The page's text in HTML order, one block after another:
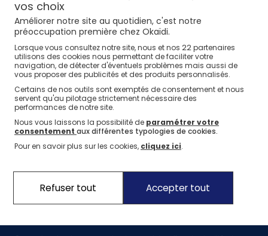
⏱️ Last days
Nos sélections
Nos conseils
Idées Cadeaux Naissance J'en profite
Nos conseils
Nos Pantalons & Leggings J'en profite
Nos conseils
Nos Pantalons J'en profite
1€* le 3ème article
Nos sélections
Nos conseils
Nouvelle collection J'en profite
Nos sélections
Nos conseils
Nouvelle Collection J'en profite
Jeux sportifs
Nos marques
La marque Okaïdi
Nos engagements
Nos engagements pour l'environnement
Nos actions solidaires
Suivez nous
vos choix
Améliorer notre site au quotidien, c'est notre
préoccupation première chez Okaïdi.
Lorsque vous consultez notre site, nous et nos 22partenaires
utilisons des cookies nous permettant de faciliter votre
navigation, de détecter d'éventuels problèmes mais aussi de
vous proposer des publicités et des produits personnalisés.
Certains de nos outils sont exemptés de consentement et nous
servent qu'au pilotage strictement nécessaire des
performances de notre site.
Nous vous laissons la possibilité de paramétrer votre
consentement aux différentes typologies de cookies.
Pour en savoir plus sur les cookies, cliquez ici.
Refuser tout Accepter tout